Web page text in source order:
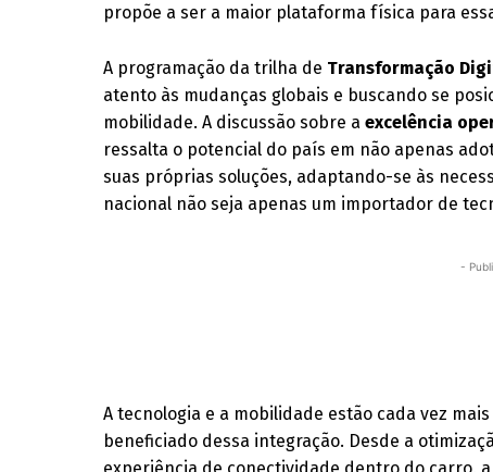
propõe a ser a maior plataforma física para
A programação da trilha de Transformação
atento às mudanças globais e buscando se
mobilidade. A discussão sobre aexcelência
ressalta o potencial do país em não apenas
suas próprias soluções, adaptando-se às
nacional não seja apenas um importador de
-
A tecnologia e a mobilidade estão cada vez
beneficiado dessa integração. Desde a